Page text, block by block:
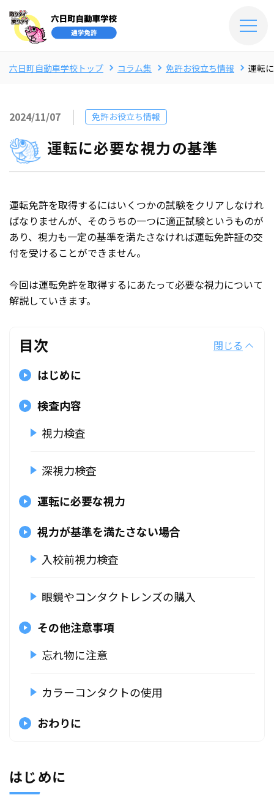
六日町自動車学校トップ コラム集 免許お役立ち情報 運転
2024/11/07 免許お役立ち情報
運転に必要な視力の基準
運転免許を取得するにはいくつかの試験をクリアしなけれ
ばなりませんが、そのうちの一つに適正試験というものが
あり、視力も一定の基準を満たさなければ運転免許証の交
付を受けることができません。
今回は運転免許を取得するにあたって必要な視力について
解説していきます。
目次 閉じる
はじめに
検査内容
視力検査
深視力検査
運転に必要な視力
視力が基準を満たさない場合
入校前視力検査
眼鏡やコンタクトレンズの購入
その他注意事項
忘れ物に注意
カラーコンタクトの使用
おわりに
はじめに